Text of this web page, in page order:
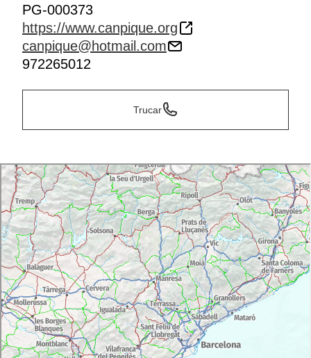
PG-000373
https://www.canpique.org
canpique@hotmail.com
972265012
Trucar